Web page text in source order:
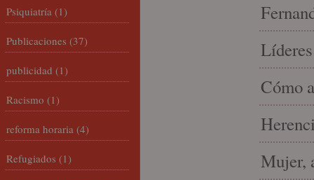
Cómo
Mujer,
Psiquiatría (1)
Publicaciones (37)
publicidad (1)
Racismo (1)
reforma horaria (4)
Refugiados (1)